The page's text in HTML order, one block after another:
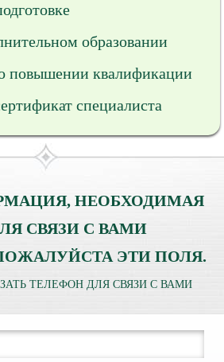
образовании
повышении квалификации
специалиста
НЕОБХОДИМАЯ
СВЯЗИ С ВАМИ
ЭТИ ПОЛЯ.
ТЕЛЕФОН ДЛЯ СВЯЗИ С ВАМИ